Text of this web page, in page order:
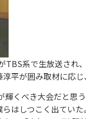
系で生放送され
平が囲み取材に応じ
くべき大会だと思
はしつこく出てい